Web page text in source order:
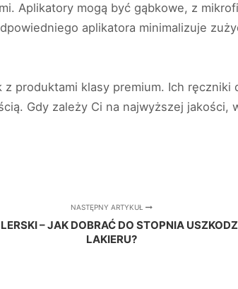
Aplikatory mogą być gąbkowe, z
aplikatora minimalizuje
produktami klasy premium. Ich ręczniki
Gdy zależy Ci na najwyższej jakości,
NASTĘPNY ARTYKUŁ
– JAK DOBRAĆ DO STOPNIA
LAKIERU?